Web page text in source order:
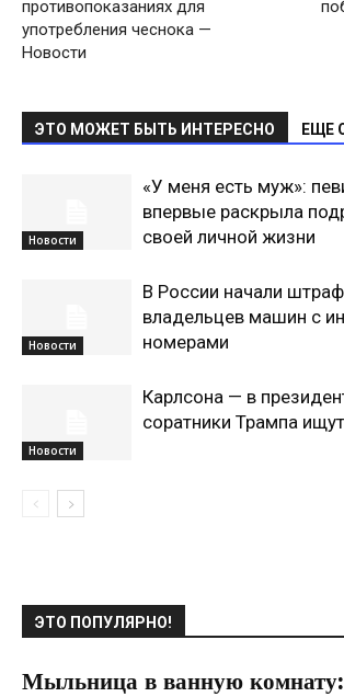
противопоказаниях для
употребления чеснока —
Новости
ЭТО МОЖЕТ БЫТЬ ИНТЕРЕСНО ЕЩЕ
Новости
«У меня есть муж»:
впервые раскрыла
своей личной жизни
Новости
В России начали
владельцев машин с
номерами
Новости
Карлсона — в
соратники Трампа
ЭТО ПОПУЛЯРНО!
Мыльница в ванную комнату: